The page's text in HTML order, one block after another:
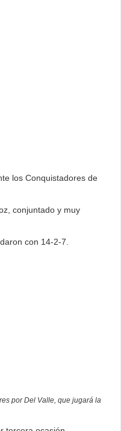
los Conquistadores de
conjuntado y muy
con 14-2-7.
por Del Valle, que jugará la